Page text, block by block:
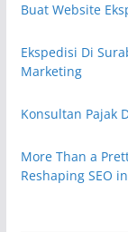
Buat Website
Ekspedisi Di
Marketing
Konsultan Pajak
More Than a
Reshaping SEO